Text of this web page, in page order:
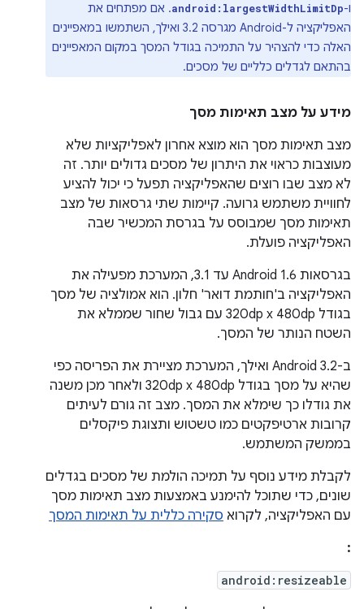
ו-android:largestWidthLimitDp. אם מפתחים את
האפליקציה ל-Android מגרסה 3.2 ואילך, השתמשו במאפיינים
האלה כדי להצהיר על התמיכה בגודל המסך במקום המאפיינים
בהתאם לגדלים כלליים של מסכים.
מידע על מצב תאימות מסך
מצב תאימות מסך הוא מוצא אחרון לאפליקציות שלא
מעוצבות כראוי את היתרון של מסכים גדולים יותר. זה
לא מצב שבו רוצים שהאפליקציה תפעל כי יכול להציע
לחוויית משתמש גרועה. קיימות שתי גרסאות של מצב
תאימות מסך שמבוסס על בגרסת המכשיר שבה
האפליקציה פועלת.
בגרסאות Android 1.6 עד 3.1, המערכת מפעילה את
האפליקציה ב'חותמת דואר' חלון. הוא אמולציה של מסך
בגודל 320dp x 480dp עם גבול שחור שממלא את
השטח הנותר של המסך.
ב-Android 3.2 ואילך, המערכת מציירת את הפריסה כפי
שהיא על מסך בגודל 320dp x 480dp ולאחר מכן משנה
את גודלו כך שימלא את המסך. מצב זה גורם לעיתים
קרובות ארטיפקטים כמו טשטוש ותצוגת פיקסלים
בממשק המשתמש.
לקבלת מידע נוסף על תמיכה הולמת של מסכים בגדלים
שונים, כדי שתוכל להימנע באמצעות מצב תאימות מסך
עם האפליקציה, לקרוא סקירה כללית על תאימות המסך
:
android:resizeable